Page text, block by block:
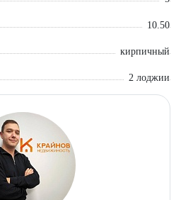
10.50
кирпичный
2 лоджии